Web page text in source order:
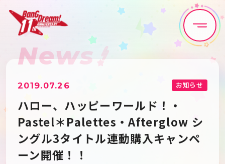
Home News
Live•Event Discography
Artist Anime
Game
News
2019.07.26 お知らせ
ハロー、ハッピーワールド！・
Pastel＊Palettes・Afterglow シ
ングル3タイトル連動購入キャンペ
ーン開催！！